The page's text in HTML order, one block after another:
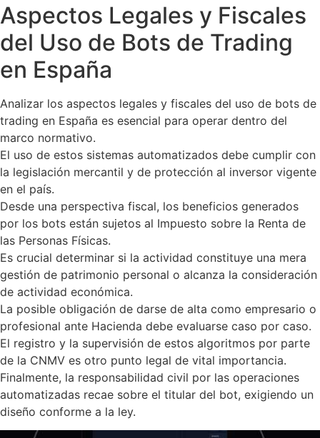
Aspectos Legales y Fiscales
del Uso de Bots de Trading
en España
Analizar los aspectos legales y fiscales del uso de bots de
trading en España es esencial para operar dentro del
marco normativo.
El uso de estos sistemas automatizados debe cumplir con
la legislación mercantil y de protección al inversor vigente
en el país.
Desde una perspectiva fiscal, los beneficios generados
por los bots están sujetos al Impuesto sobre la Renta de
las Personas Físicas.
Es crucial determinar si la actividad constituye una mera
gestión de patrimonio personal o alcanza la consideración
de actividad económica.
La posible obligación de darse de alta como empresario o
profesional ante Hacienda debe evaluarse caso por caso.
El registro y la supervisión de estos algoritmos por parte
de la CNMV es otro punto legal de vital importancia.
Finalmente, la responsabilidad civil por las operaciones
automatizadas recae sobre el titular del bot, exigiendo un
diseño conforme a la ley.